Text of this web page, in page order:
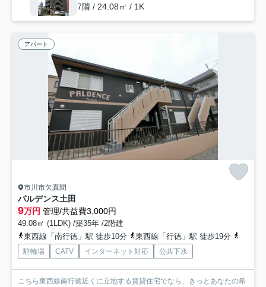
7階 / 24.08㎡ / 1K
アパート
市川市欠真間
パルデンス土田
9万円 管理/共益費3,000円
49.08㎡ (1LDK) /築35年 /2階建
東西線「南行徳」駅 徒歩10分
東西線「行徳」駅 徒歩19分
駐輪場 CATV インターネット対応 公共下水
こちら東西線南行徳近くに立地する賃貸住宅でなら、きっとあなたの希